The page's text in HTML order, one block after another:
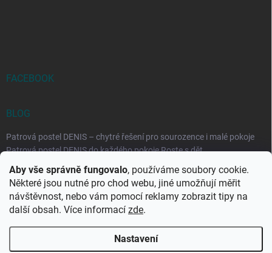
Aby vše správně fungovalo, používáme soubory cookie.
Některé jsou nutné pro chod webu, jiné umožňují měřit
návštěvnost, nebo vám pomocí reklamy zobrazit tipy na
další obsah. Více informací zde.
Nastavení
FACEBOOK
BLOG
Patrová postel DENIS – chytré řešení pro sourozence i malé pokoje
Patrová postel DENIS do každého pokoje Roste s dět...
Rozkládací postele RELAX – ideální řešení pro malé prostory i
každodenní spaní
Rozkládací postel, která se přizpůsobí vašemu živo...